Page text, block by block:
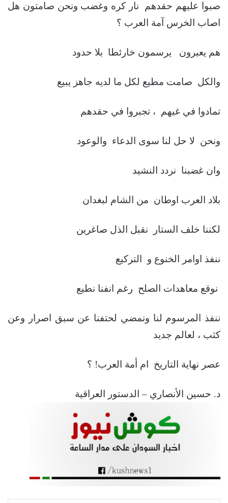
صبوا عليهم حقدهم نار كره وغضب ونحن صامتون هل
اصاب الخرس آمة العرب ؟
هم يعبرون يرسمون خارئطا بلا حدود
والكل صامت مطيع لكل ما لديه جاهز يبيع
تمادوا في غيهم ، تجبروا في حقدهم
ونحن لا حل لنا سوى الدعاء والوعود
وان غضبنا نردد النشيد
بلاد العرب اوطان من الشام لبغدان
لكننا خلف الستار نقبل الذل صاغرين
ننفذ اوامر الخنوع و التركيع
نوقع معاهدات الصلح رغم انفنا نطيع
ننفذ المرسوم لنا ونمضي لحتفنا عن سبق اصرار وعن
كثب ، لعالم جديد
عصر نهاية التاريخ ام أمة العرب! ؟
د. حسين الأنصاري – الدستور العراقية